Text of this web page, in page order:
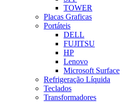
TOWER
Placas Graficas
Portáteis
DELL
FUJITSU
HP
Lenovo
Microsoft Surface
Refrigeração Líquida
Teclados
Transformadores